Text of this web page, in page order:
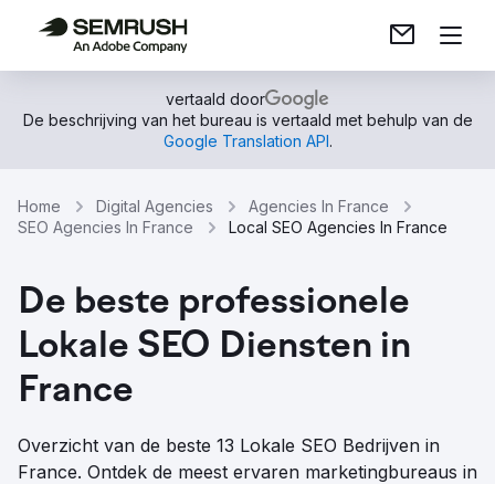
vertaald door
De beschrijving van het bureau is vertaald met behulp van de
Google Translation API.
Home Digital Agencies
Agencies In France
SEO Agencies In France
Local SEO Agencies In France
De beste professionele
Lokale SEO Diensten in
France
Overzicht van de beste 13 Lokale SEO Bedrijven in
France. Ontdek de meest ervaren marketingbureaus in